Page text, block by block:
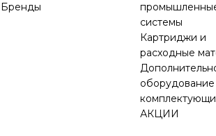
Бренды
системы
Картриджи и
расходные
оборудование
АКЦИИ